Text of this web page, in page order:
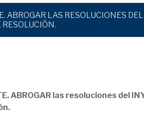
LAS RESOLUCIONES
ABROGAR las resoluciones del